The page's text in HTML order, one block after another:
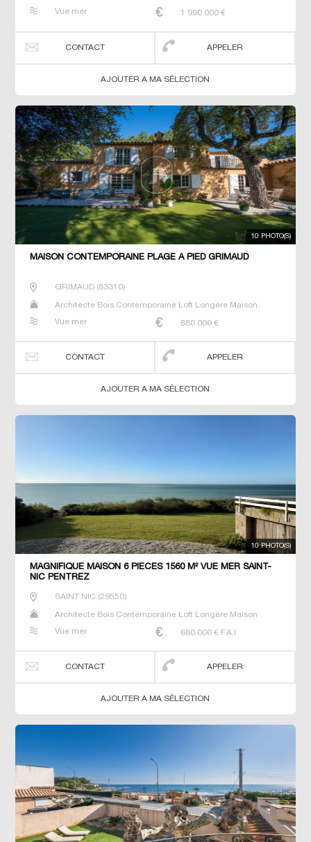
Vue mer
1 990 000 €
CONTACT APPELER
AJOUTER A MA SÉLECTION
10 PHOTO(S)
MAISON CONTEMPORAINE PLAGE À PIED GRIMAUD
GRIMAUD(83310)
Architecte Bois Contemporaine Loft Longère Maison
Vue mer
880 000 €
CONTACT APPELER
AJOUTER A MA SÉLECTION
10 PHOTO(S)
MAGNIFIQUE MAISON 6 PIECES 1560 M² VUE MER SAINT-
NIC PENTREZ
SAINT NIC(29550)
Architecte Bois Contemporaine Loft Longère Maison
Vue mer
680 000 € F.A.I
CONTACT APPELER
AJOUTER A MA SÉLECTION